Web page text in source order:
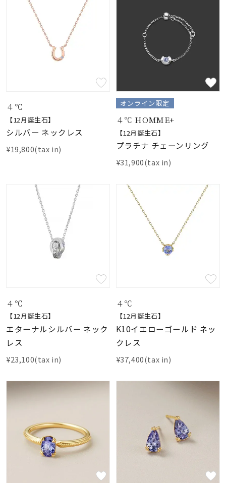
４℃
【12月誕生石】
シルバー ネックレス
¥19,800(tax in)
オンライン限定
４℃ HOMME+
【12月誕生石】
プラチナ チェーンリング
¥31,900(tax in)
４℃
【12月誕生石】
エターナルシルバー ネック
レス
¥23,100(tax in)
４℃
【12月誕生石】
K10イエローゴールド ネッ
クレス
¥37,400(tax in)